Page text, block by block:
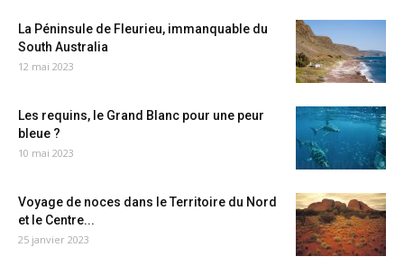
La Péninsule de Fleurieu, immanquable du
South Australia
12 mai 2023
Les requins, le Grand Blanc pour une peur
bleue ?
10 mai 2023
Voyage de noces dans le Territoire du Nord
et le Centre...
25 janvier 2023